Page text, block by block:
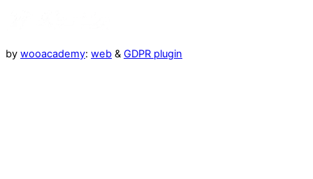
by wooacademy: web & GDPR plugin